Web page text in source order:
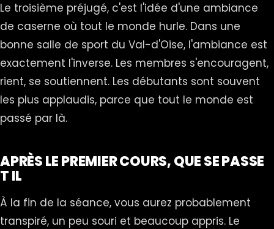
Le troisième préjugé, c'est l'idée d'une ambiance
de caserne où tout le monde hurle. Dans une
bonne salle de sport du Val-d'Oise, l'ambiance est
exactement l'inverse. Les membres s'encouragent,
rient, se soutiennent. Les débutants sont souvent
les plus applaudis, parce que tout le monde est
passé par là.
APRÈS LE PREMIER COURS, QUE SE PASSE
T IL
À la fin de la séance, vous aurez probablement
transpiré, un peu souri et beaucoup appris. Le